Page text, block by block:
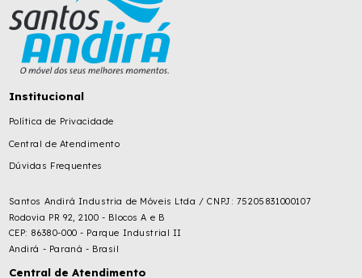
Institucional
Política de Privacidade
Central de Atendimento
Dúvidas Frequentes
Santos Andirá Industria de Móveis Ltda / CNPJ: 75205831000107
Rodovia PR 92, 2100 - Blocos A e B
CEP: 86380-000 - Parque Industrial II
Andirá - Paraná - Brasil
Central de Atendimento